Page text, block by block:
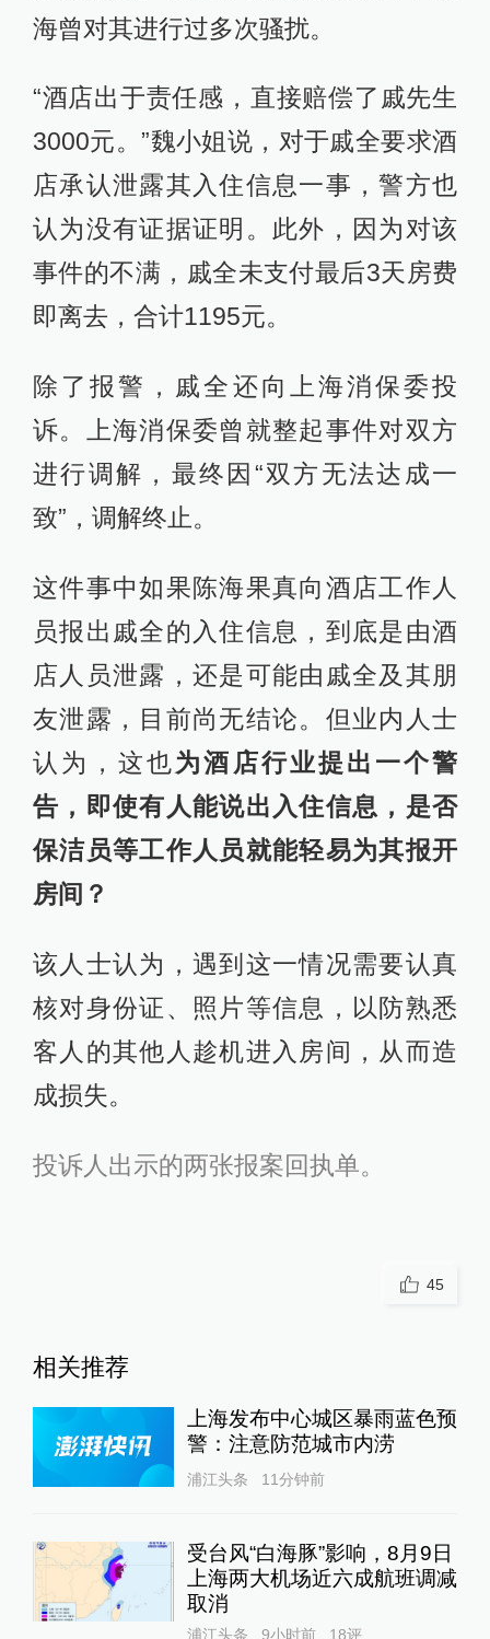
海曾对其进行过多次骚扰。
“酒店出于责任感，直接赔偿了戚先生
3000元。”魏小姐说，对于戚全要求酒
店承认泄露其入住信息一事，警方也
认为没有证据证明。此外，因为对该
事件的不满，戚全未支付最后3天房费
即离去，合计1195元。
除了报警，戚全还向上海消保委投
诉。上海消保委曾就整起事件对双方
进行调解，最终因“双方无法达成一
致”，调解终止。
这件事中如果陈海果真向酒店工作人
员报出戚全的入住信息，到底是由酒
店人员泄露，还是可能由戚全及其朋
友泄露，目前尚无结论。但业内人士
认为，这也为酒店行业提出一个警
告，即使有人能说出入住信息，是否
保洁员等工作人员就能轻易为其报开
房间？
该人士认为，遇到这一情况需要认真
核对身份证、照片等信息，以防熟悉
客人的其他人趁机进入房间，从而造
成损失。
投诉人出示的两张报案回执单。
45
相关推荐
上海发布中心城区暴雨蓝色预
警：注意防范城市内涝
浦江头条 11分钟前
受台风“白海豚”影响，8月9日
上海两大机场近六成航班调减
取消
浦江头条 9小时前 18评